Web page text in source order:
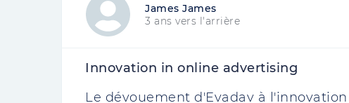
James James
3 ans vers l'arrière
Innovation in online advertising
Le dévouement d'Evadav à